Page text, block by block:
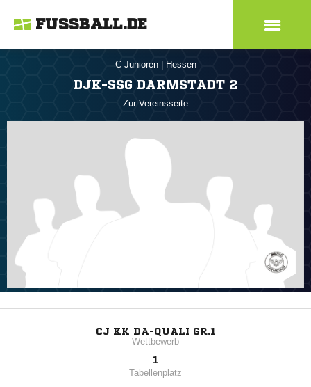
FUSSBALL.DE
C-Junioren Hessen
DJK-SSG DARMSTADT 2
Zur Vereinsseite
CJ KK DA-QUALI GR.1
Wettbewerb
1
Tabellenplatz